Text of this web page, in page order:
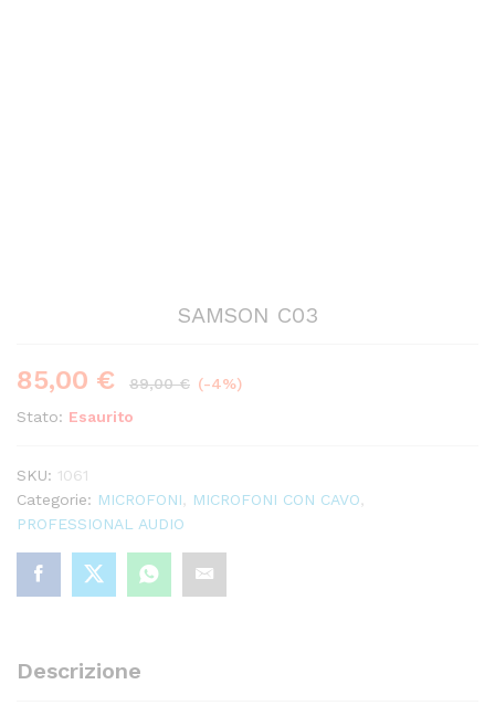
SAMSON C03
85,00 € 89,00€ (-4%)
Stato: Esaurito
SKU: 1061
Categorie: MICROFONI MICROFONI CON CAVO
PROFESSIONAL AUDIO
Descrizione